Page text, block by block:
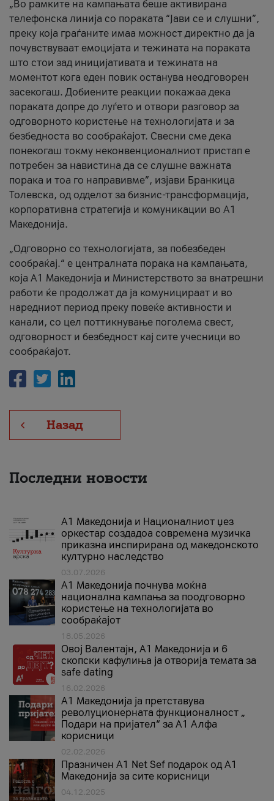
„Во рамките на кампањата беше активирана
телефонска линија со пораката “Јави се и слушни”,
преку која граѓаните имаа можност директно да ја
почувствуваат емоцијата и тежината на пораката
што стои зад иницијативата и тежината на
моментот кога еден повик останува неодговорен
засекогаш. Добиените реакции покажаа дека
пораката допре до луѓето и отвори разговор за
одговорното користење на технологијата и за
безбедноста во сообраќајот. Свесни сме дека
понекогаш токму неконвенционалниот пристап е
потребен за навистина да се слушне важната
порака и тоа го направивме”, изјави Бранкица
Толевска, од одделот за бизнис-трансформација,
корпоративна стратегија и комуникации во А1
Македонија.
„Одговорно со технологијата, за побезбеден
сообраќај.“ е централната порака на кампањата,
која A1 Македонија и Министерството за внатрешни
работи ќе продолжат да ја комуницираат и во
наредниот период преку повеќе активности и
канали, со цел поттикнување поголема свест,
одговорност и безбедност кај сите учесници во
сообраќајот.
Назад
Последни новости
А1 Македонија и Националниот џез
оркестар создадоа современа музичка
приказна инспирирана од македонското
културно наследство
03.07.2026
A1 Македонија почнува моќна
национална кампања за поодговорно
користење на технологијата во
сообраќајот
18.05.2026
Овој Валентајн, A1 Македонија и 6
скопски кафулиња ја отворија темата за
safe dating
16.02.2026
А1 Македонија ја претставува
револуционерната функционалност „
Подари на пријател“ за А1 Алфа
корисници
02.02.2026
Празничен A1 Net Sеf подарок од А1
Македонија за сите корисници
04.12.2025